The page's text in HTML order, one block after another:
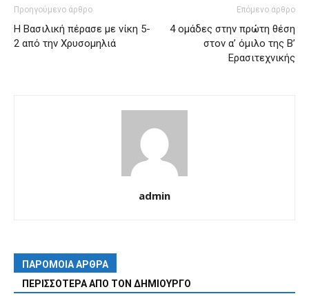
Προηγούμενο άρθρο
Η Βασιλική πέρασε με νίκη 5-
2 από την Χρυσομηλιά
Επόμενο άρθρο
4 ομάδες στην πρώτη θέση
στον α’ όμιλο της Β’
Ερασιτεχνικής
admin
ΠΑΡΟΜΟΙΑ ΑΡΘΡΑ
ΠΕΡΙΣΣΟΤΕΡΑ ΑΠΟ ΤΟΝ ΔΗΜΙΟΥΡΓΟ